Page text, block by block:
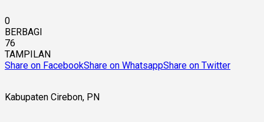
0
BERBAGI
76
TAMPILAN
Share on FacebookShare on WhatsappShare on Twitter
Kabupaten Cirebon, PN